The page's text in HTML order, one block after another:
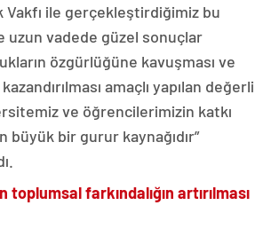
Vakfı ile gerçekleştirdiğimiz bu
uzun vadede güzel sonuçlar
özgürlüğüne kavuşması ve
amaçlı yapılan değerli
ve öğrencilerimizin katkı
büyük bir gurur kaynağıdır”
toplumsal farkındalığın artırılması